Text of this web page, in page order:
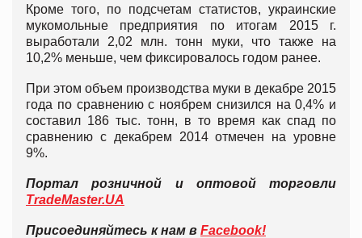
Кроме того, по подсчетам статистов, украинские
мукомольные предприятия по итогам 2015 г.
выработали 2,02 млн. тонн муки, что также на
10,2% меньше, чем фиксировалось годом ранее.
При этом объем производства муки в декабре 2015
года по сравнению с ноябрем снизился на 0,4% и
составил 186 тыс. тонн, в то время как спад по
сравнению с декабрем 2014 отмечен на уровне
9%.
Портал розничной и оптовой торговли
TradeMaster.UA
Присоединяйтесь к нам в Facebook!